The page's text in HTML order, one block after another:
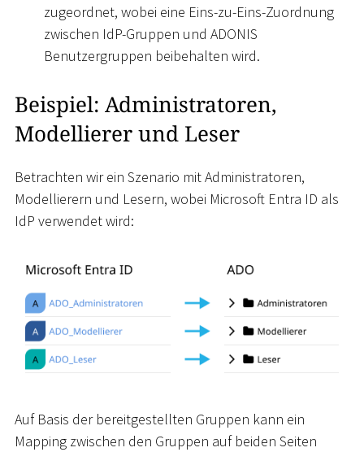
zugeordnet, wobei eine Eins-zu-Eins-Zuordnung
zwischen IdP-Gruppen und ADONIS
Benutzergruppen beibehalten wird.
Beispiel: Administratoren,
Modellierer und Leser
Betrachten wir ein Szenario mit Administratoren,
Modellierern und Lesern, wobei Microsoft Entra ID als
IdP verwendet wird:
Auf Basis der bereitgestellten Gruppen kann ein
Mapping zwischen den Gruppen auf beiden Seiten